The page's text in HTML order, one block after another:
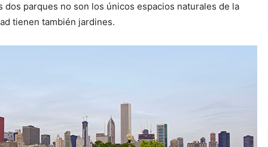
dos parques no son los únicos espacios naturales de la
tienen también jardines.